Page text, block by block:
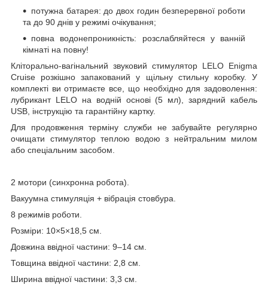
потужна батарея: до двох годин безперервної роботи
та до 90 днів у режимі очікування;
повна водонепроникність: розслабляйтеся у ванній
кімнаті на повну!
Кліторально-вагінальний звуковий стимулятор LELO Enigma
Cruise розкішно запакований у щільну стильну коробку. У
комплекті ви отримаєте все, що необхідно для задоволення:
лубрикант LELO на водній основі (5 мл), зарядний кабель
USB, інструкцію та гарантійну картку.
Для продовження терміну служби не забувайте регулярно
очищати стимулятор теплою водою з нейтральним милом
або спеціальним засобом.
2 мотори (синхронна робота).
Вакуумна стимуляція + вібрація стовбура.
8 режимів роботи.
Розміри: 10×5×18,5 см.
Довжина ввідної частини: 9–14 см.
Товщина ввідної частини: 2,8 см.
Ширина ввідної частини: 3,3 см.